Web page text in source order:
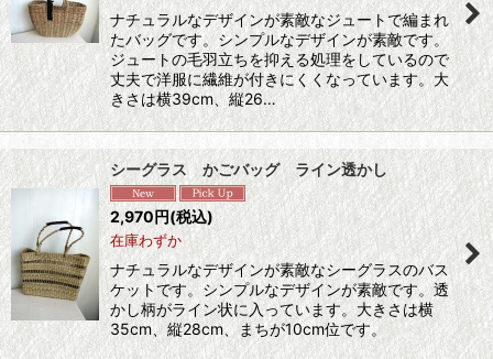
ナチュラルなデザインが素敵なジュートで編まれ
たバッグです。シンプルなデザインが素敵です。
ジュートの毛羽立ちを抑える処理をしているので
丈夫で洋服に繊維が付きにくくなっています。大
きさは横39cm、縦26…
シーグラス かごバッグ ライン透かし
2,970円(税込)
在庫わずか
ナチュラルなデザインが素敵なシーグラスのバス
ケットです。シンプルなデザインが素敵です。透
かし柄がライン状に入っています。大きさは横
35cm、縦28cm、まちが10cm位です。